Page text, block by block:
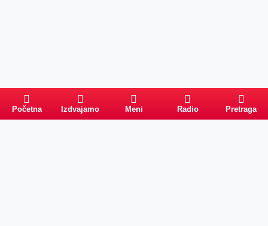
Početna Izdvajamo Meni Radio Pretraga